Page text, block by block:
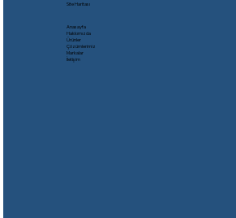
Site Haritası
Anasayfa
Hakkımızda
Ürünler
Çözümlerimiz
Markalar
İletişim